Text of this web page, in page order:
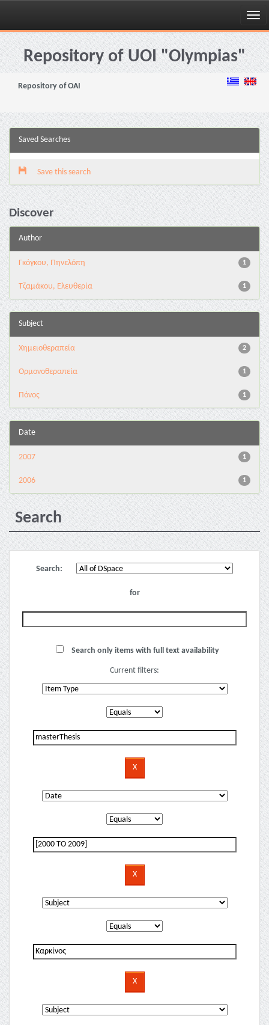
Skip
navigationRepository of UOI "Olympias"
Repository of OAI
Saved Searches
Save this search
Discover
Author
1
Γκόγκου, Πηνελόπη
1
Τζαμάκου, Ελευθερία
Subject
2
Χημειοθεραπεία
1
Ορμονοθεραπεία
1
Πόνος
Date
1
2007
1
2006
Search
Search:
for
Search only items with full text availability
Current filters: